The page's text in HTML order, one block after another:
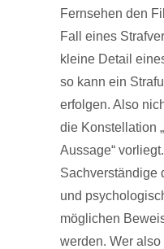
Fernsehen den
Fall eines
kleine Detail
so kann ein
erfolgen. Also
die Konstellation
Aussage“
Sachverständige
und
möglichen
werden. Wer